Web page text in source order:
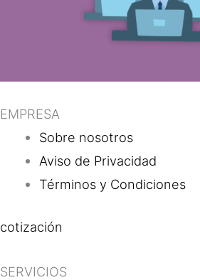
EMPRESA
Sobre nosotros
Aviso de Privacidad
Términos y Condiciones
cotización
SERVICIOS